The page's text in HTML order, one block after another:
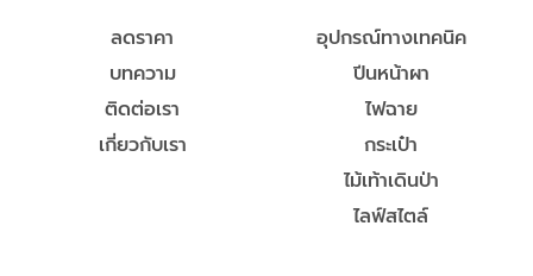
ลดราคา
บทความ
ติดต่อเรา
เกี่ยวกับเรา
อุปกรณ์ทางเทคนิค
ปีนหน้าผา
ไฟฉาย
กระเป๋า
ไม้เท้าเดินป่า
ไลฟ์สไตล์